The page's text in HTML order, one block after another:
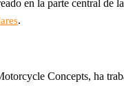
en la parte central
.
Concepts, ha